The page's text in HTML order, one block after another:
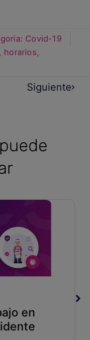
Covid-19
, horarios,
Siguiente
en